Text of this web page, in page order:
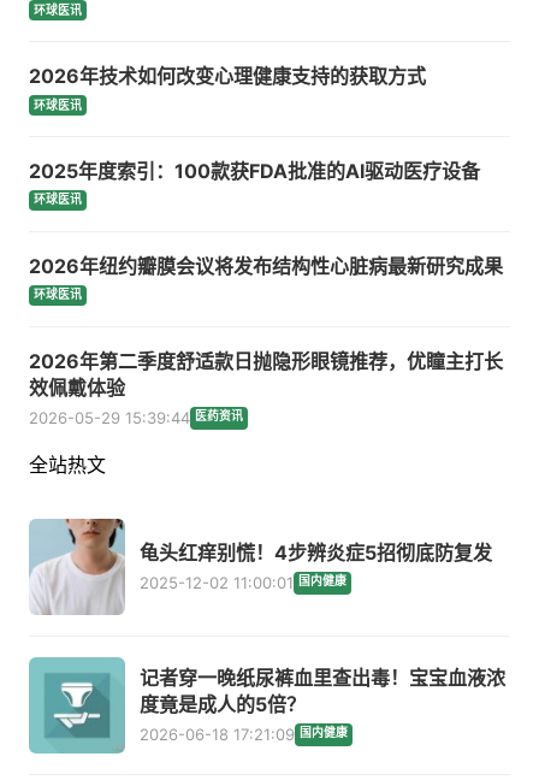
环球医讯
2026年技术如何改变心理健康支持的获取方式
环球医讯
2025年度索引：100款获FDA批准的AI驱动医疗设备
环球医讯
2026年纽约瓣膜会议将发布结构性心脏病最新研究成果
环球医讯
2026年第二季度舒适款日抛隐形眼镜推荐，优瞳主打长
效佩戴体验
2026-05-29 15:39:44 医药资讯
全站热文
龟头红痒别慌！4步辨炎症5招彻底防复发
2025-12-02 11:00:01 国内健康
记者穿一晚纸尿裤血里查出毒！宝宝血液浓
度竟是成人的5倍？
2026-06-18 17:21:09 国内健康